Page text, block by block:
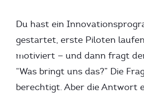
Du hast ein
gestartet, erste Piloten
motiviert — und dann fragt
“Was bringt uns das?” Die
berechtigt. Aber die Antwort